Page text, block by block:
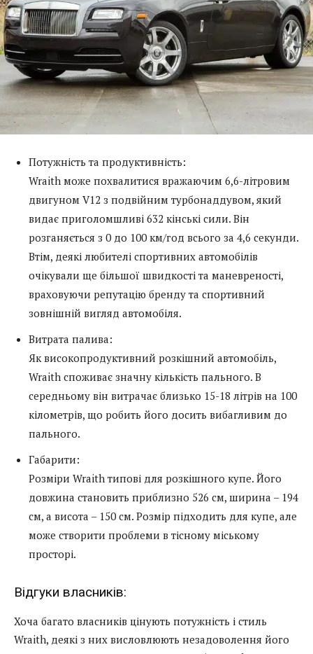
Потужність та продуктивність:
Wraith може похвалитися вражаючим 6,6-літровим
двигуном V12 з подвійним турбонаддувом, який
видає приголомшливі 632 кінські сили. Він
розганяється з 0 до 100 км/год всього за 4,6 секунди.
Втім, деякі любителі спортивних автомобілів
очікували ще більшої швидкості та маневреності,
враховуючи репутацію бренду та спортивний
зовнішній вигляд автомобіля.
Витрата палива:
Як високопродуктивний розкішний автомобіль,
Wraith споживає значну кількість пального. В
середньому він витрачає близько 15-18 літрів на 100
кілометрів, що робить його досить вибагливим до
пального.
Габарити:
Розміри Wraith типові для розкішного купе. Його
довжина становить приблизно 526 см, ширина – 194
см, а висота – 150 см. Розмір підходить для купе, але
може створити проблеми в тісному міському
просторі.
Відгуки власників:
Хоча багато власників цінують потужність і стиль
Wraith, деякі з них висловлюють незадоволення його